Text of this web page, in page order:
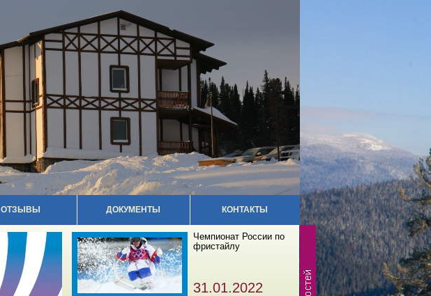
ОТЗЫВЫ ДОКУМЕНТЫ КОНТАКТЫ
Чемпионат России по
фристайлу
31.01.2022